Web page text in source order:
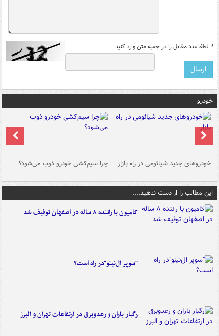
* لطفا عدد مقابل را در جعبه متن وارد کنید
خودرو
خودروهای جدید شیائومی در راه بازار چرا سیم‌کشی خودرو ذوب می‌شود؟
این مطالب را از دست ندهید....
کامیون با راننده ۸ ساله در اصفهان توقیف شد
"سوپر ال‌نینو"در راه است؟
رگبار باران و رعدوبرق در ارتفاعات تهران و البرز